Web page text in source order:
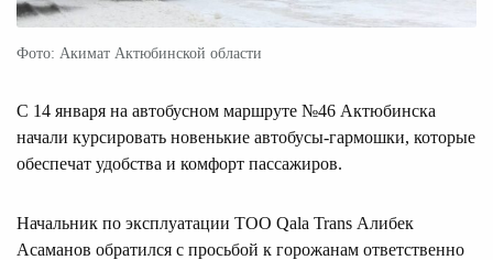
Фото: Акимат Актюбинской области
С 14 января на автобусном маршруте №46 Актюбинска
начали курсировать новенькие автобусы-гармошки, которые
обеспечат удобства и комфорт пассажиров.
Начальник по эксплуатации ТОО Qala Trans Алибек
Асаманов обратился с просьбой к горожанам ответственно